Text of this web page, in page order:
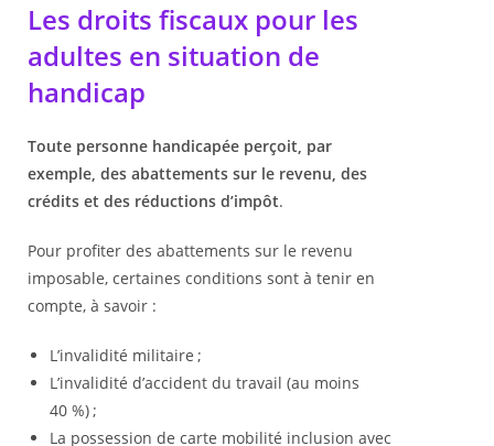
Les droits fiscaux pour les
adultes en situation de
handicap
Toute personne handicapée perçoit, par
exemple, des abattements sur le revenu, des
crédits et des réductions d’impôt.
Pour profiter des abattements sur le revenu
imposable, certaines conditions sont à tenir en
compte, à savoir :
L’invalidité militaire ;
L’invalidité d’accident du travail (au moins
40 %) ;
La possession de carte mobilité inclusion avec